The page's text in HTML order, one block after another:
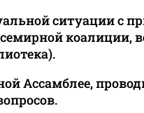
ситуации с
коалиции,
Ассамблее,